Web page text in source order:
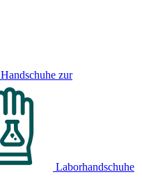
Handschuhe zur
Laborhandschuhe